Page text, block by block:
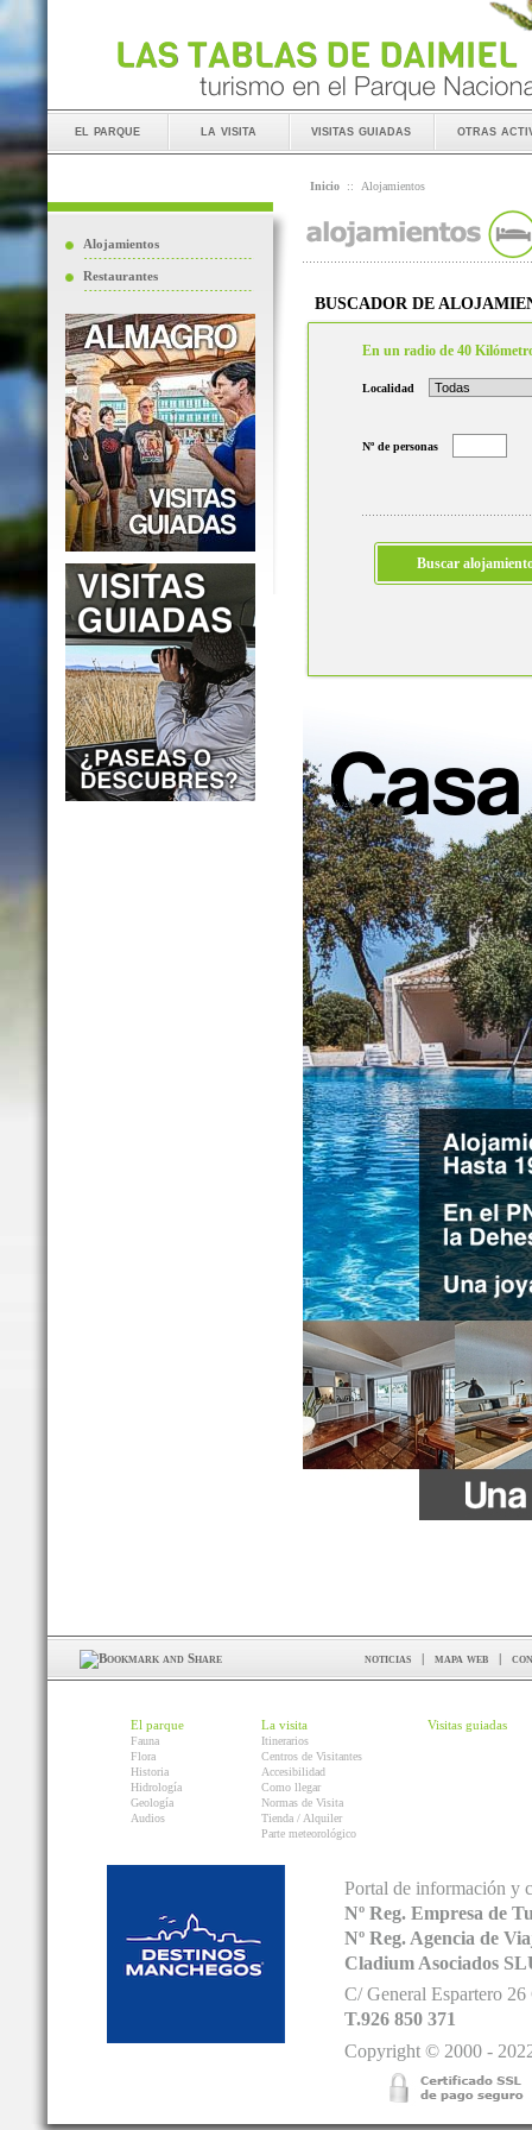
el parque la visita visitas guiadas otras
Alojamientos
Restaurantes
Inicio :: Alojamientos
BUSCADOR DE
En un radio de 40
Localidad
Nº de personas
noticias | mapa web |
El parque
Fauna
Flora
Historia
Hidrología
Geología
Audios
La visita
Itinerarios
Centros de Visitantes
Accesibilidad
Como llegar
Normas de Visita
Tienda / Alquiler
Parte meteorológico
Visitas guiadas
Portal de información y
Nº Reg. Empresa de
Nº Reg. Agencia de
Cladium Asociados
C/ General Espartero
T.926 850 371
Copyright © 2000 -